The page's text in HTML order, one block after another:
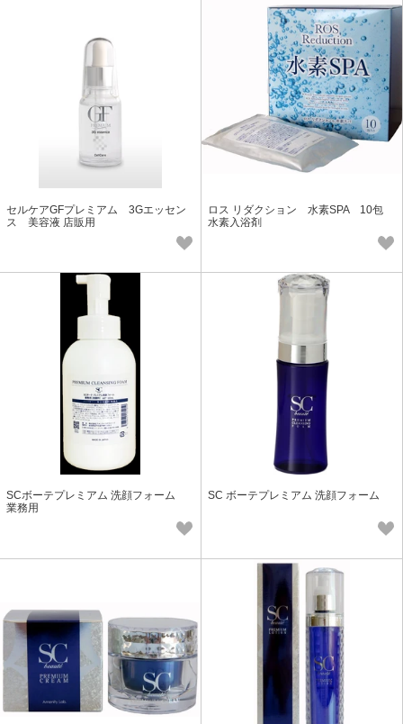
セルケアGFプレミアム 3Gエッセン
ス 美容液 店販用
ロス リダクション 水素SPA 10包
水素入浴剤
SCボーテプレミアム 洗顔フォーム
業務用
SC ボーテプレミアム 洗顔フォーム